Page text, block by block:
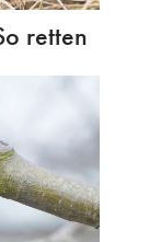
retten